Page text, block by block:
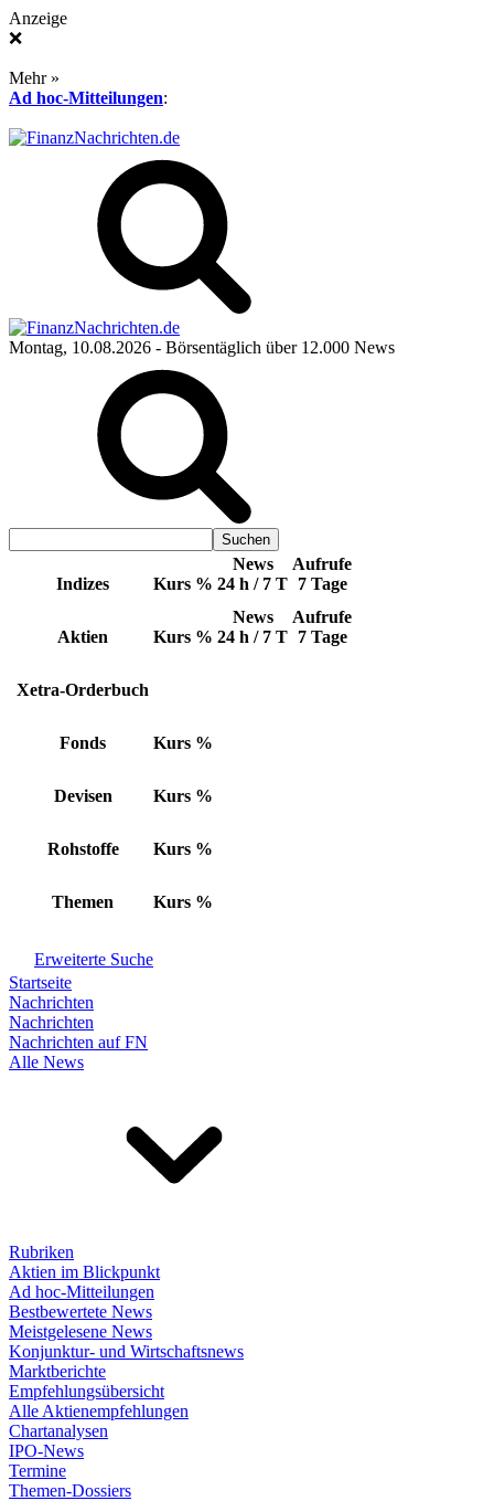
Anzeige
❌
Mehr »
Ad hoc-Mitteilungen:
Montag, 10.08.2026 - Börsentäglich über 12.000 News
Indizes Kurs %
News
24 h / 7 T
Aufrufe
7 Tage
Aktien Kurs %
News
24 h / 7 T
Aufrufe
7 Tage
Xetra-Orderbuch
Fonds Kurs %
Devisen Kurs %
Rohstoffe Kurs %
Themen Kurs %
Erweiterte Suche
Startseite
Nachrichten
Nachrichten
Nachrichten auf FN
Alle News
Rubriken
Aktien im Blickpunkt
Ad hoc-Mitteilungen
Bestbewertete News
Meistgelesene News
Konjunktur- und Wirtschaftsnews
Marktberichte
Empfehlungsübersicht
Alle Aktienempfehlungen
Chartanalysen
IPO-News
Termine
Themen-Dossiers